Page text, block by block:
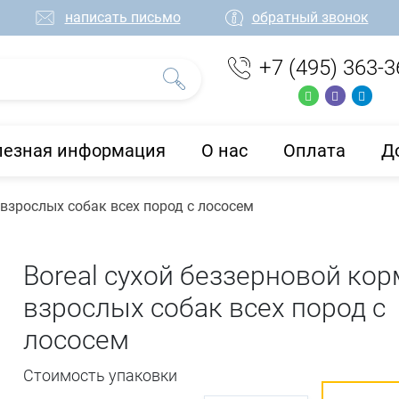
написать письмо обратный звонок
+7 (495) 363-
информация О нас Оплата
собак всех пород с лососем
Boreal сухой беззерновой
взрослых собак всех пород с
лососем
Стоимость упаковки